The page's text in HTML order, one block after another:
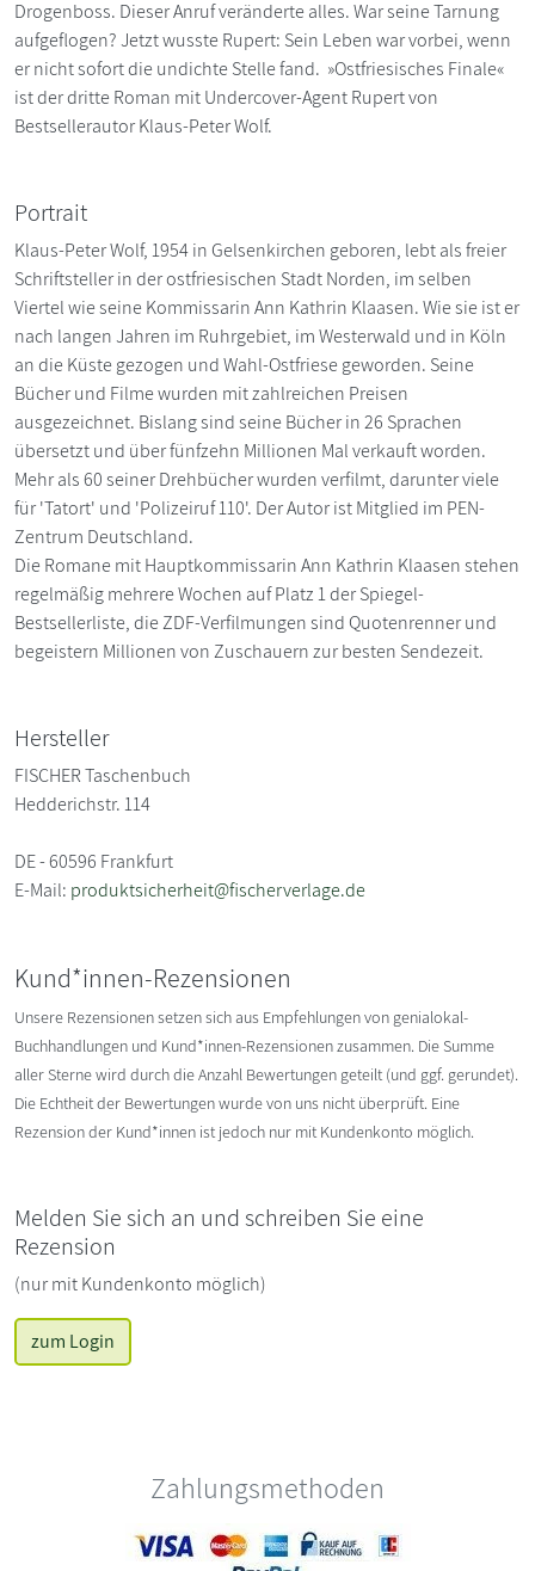
Drogenboss. Dieser Anruf veränderte alles. War seine Tarnung
aufgeflogen? Jetzt wusste Rupert: Sein Leben war vorbei, wenn
er nicht sofort die undichte Stelle fand. »Ostfriesisches Finale«
ist der dritte Roman mit Undercover-Agent Rupert von
Bestsellerautor Klaus-Peter Wolf.
Portrait
Klaus-Peter Wolf, 1954 in Gelsenkirchen geboren, lebt als freier
Schriftsteller in der ostfriesischen Stadt Norden, im selben
Viertel wie seine Kommissarin Ann Kathrin Klaasen. Wie sie ist er
nach langen Jahren im Ruhrgebiet, im Westerwald und in Köln
an die Küste gezogen und Wahl-Ostfriese geworden. Seine
Bücher und Filme wurden mit zahlreichen Preisen
ausgezeichnet. Bislang sind seine Bücher in 26 Sprachen
übersetzt und über fünfzehn Millionen Mal verkauft worden.
Mehr als 60 seiner Drehbücher wurden verfilmt, darunter viele
für 'Tatort' und 'Polizeiruf 110'. Der Autor ist Mitglied im PEN-
Zentrum Deutschland.
Die Romane mit Hauptkommissarin Ann Kathrin Klaasen stehen
regelmäßig mehrere Wochen auf Platz 1 der Spiegel-
Bestsellerliste, die ZDF-Verfilmungen sind Quotenrenner und
begeistern Millionen von Zuschauern zur besten Sendezeit.
Hersteller
FISCHER Taschenbuch
Hedderichstr. 114
DE - 60596 Frankfurt
E-Mail: produktsicherheit@fischerverlage.de
Kund*innen-Rezensionen
Unsere Rezensionen setzen sich aus Empfehlungen von genialokal-
Buchhandlungen und Kund*innen-Rezensionen zusammen. Die Summe
aller Sterne wird durch die Anzahl Bewertungen geteilt (und ggf. gerundet).
Die Echtheit der Bewertungen wurde von uns nicht überprüft. Eine
Rezension der Kund*innen ist jedoch nur mit Kundenkonto möglich.
Melden Sie sich an und schreiben Sie eine
Rezension
(nur mit Kundenkonto möglich)
zum Login
Zahlungsmethoden